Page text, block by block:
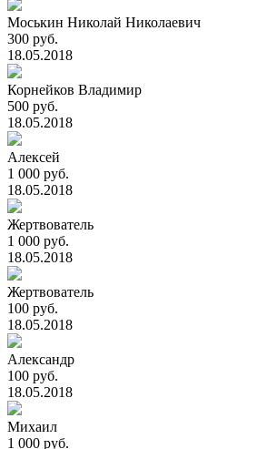
Моськин Николай Николаевич
300 руб.
18.05.2018
Корнейков Владимир
500 руб.
18.05.2018
Алексей
1 000 руб.
18.05.2018
Жертвователь
1 000 руб.
18.05.2018
Жертвователь
100 руб.
18.05.2018
Александр
100 руб.
18.05.2018
Михаил
1 000 руб.